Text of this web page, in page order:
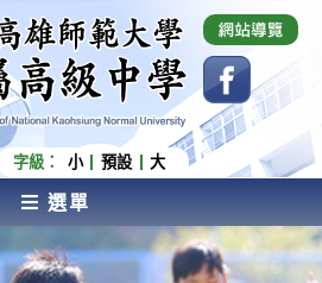
級中學 Affiliated Senior
Kaohsiung Normal
字級： 小 預設 大
選單
HIGH SCHOOL OF NATIONAL